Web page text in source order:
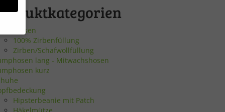
100% Zirbenfüllung
Zirben/Schafwollfüllung
lang - Mitwachshosen
kurz
Hipsterbeanie mit Patch